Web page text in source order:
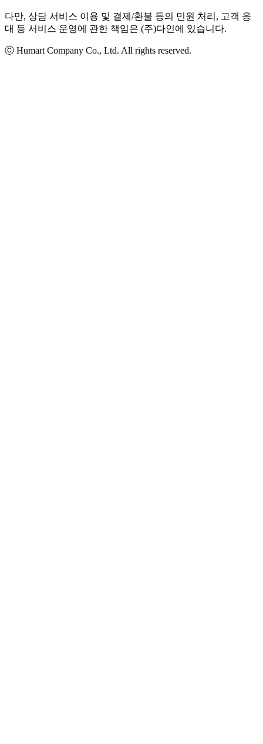
다만, 상담 서비스 이용 및 결제/환불 등의 민원 처리, 고객 응
대 등 서비스 운영에 관한 책임은 (주)다인에 있습니다.
ⓒ Humart Company Co., Ltd. All rights reserved.